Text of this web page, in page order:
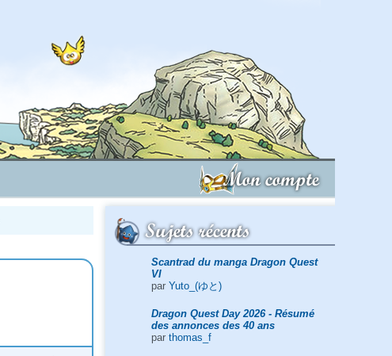
Mon compte
Sujets récents
Scantrad du manga Dragon Quest
VI
par Yuto_(ゆと)
Dragon Quest Day 2026 - Résumé
des annonces des 40 ans
par thomas_f